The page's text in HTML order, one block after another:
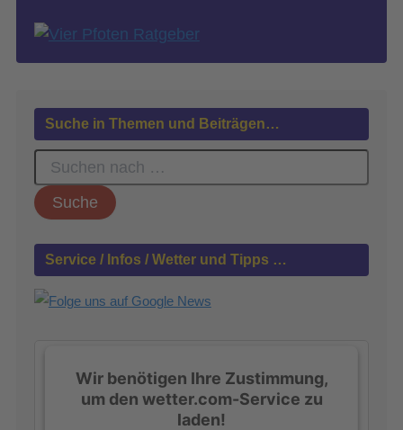
Suche in Themen und Beiträgen…
S
c
h
n
c
Service / Infos / Wetter und Tipps …
Wir benötigen Ihre Zustimmung,
um den wetter.com-Service zu
laden!